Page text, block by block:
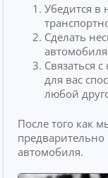
Убедится в
Сделать
Связаться
для вас
любой
После того как
предварительно
автомобиля.